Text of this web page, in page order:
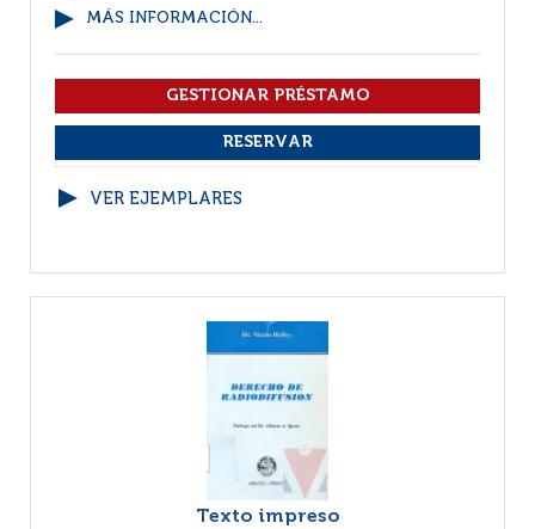
MÁS INFORMACIÓN...
VER EJEMPLARES
Texto impreso